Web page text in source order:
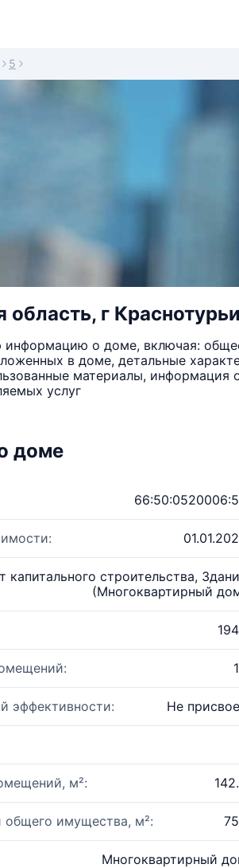
5
область, г
о доме, включая:
в доме, детальные
материалы,
услуг
доме
капитального строительства,
(Многоквартирный
эффективности: Не
м²:
имущества, м²:
Многоквартирный